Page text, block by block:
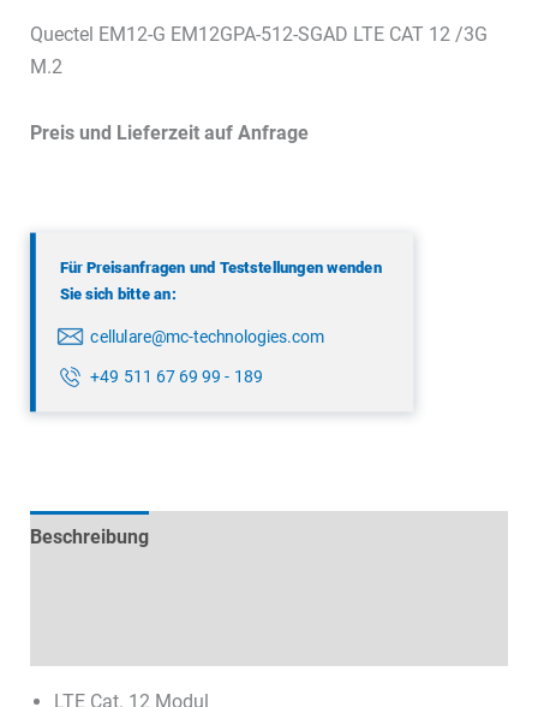
Quectel EM12-G EM12GPA-512-SGAD LTE CAT 12 /3G
M.2
Preis und Lieferzeit auf Anfrage
Für Preisanfragen und Teststellungen wenden
Sie sich bitte an:
cellulare@mc-technologies.com
+49 511 67 69 99 - 189
Beschreibung
LTE Cat. 12 Modul